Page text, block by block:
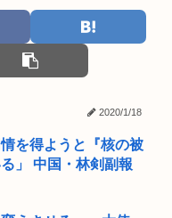
動機を告白「中国の強硬
形の鼻が全女子の理想だ
すぎる。
2020/1/18
を得ようと『核の被
」 中国・林剣副報